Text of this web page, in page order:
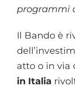
programmi
Il Bando è
atto o in via
in Italia